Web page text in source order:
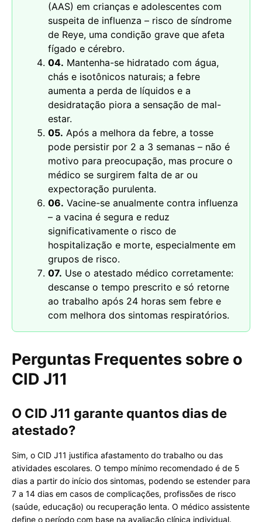
(AAS) em crianças e adolescentes com
suspeita de influenza – risco de síndrome
de Reye, uma condição grave que afeta
fígado e cérebro.
04. Mantenha-se hidratado com água,
chás e isotônicos naturais; a febre
aumenta a perda de líquidos e a
desidratação piora a sensação de mal-
estar.
05. Após a melhora da febre, a tosse
pode persistir por 2 a 3 semanas – não é
motivo para preocupação, mas procure o
médico se surgirem falta de ar ou
expectoração purulenta.
06. Vacine-se anualmente contra influenza
– a vacina é segura e reduz
significativamente o risco de
hospitalização e morte, especialmente em
grupos de risco.
07. Use o atestado médico corretamente:
descanse o tempo prescrito e só retorne
ao trabalho após 24 horas sem febre e
com melhora dos sintomas respiratórios.
Perguntas Frequentes sobre o
CID J11
O CID J11 garante quantos dias de
atestado?
Sim, o CID J11 justifica afastamento do trabalho ou das
atividades escolares. O tempo mínimo recomendado é de 5
dias a partir do início dos sintomas, podendo se estender para
7 a 14 dias em casos de complicações, profissões de risco
(saúde, educação) ou recuperação lenta. O médico assistente
define o período com base na avaliação clínica individual.